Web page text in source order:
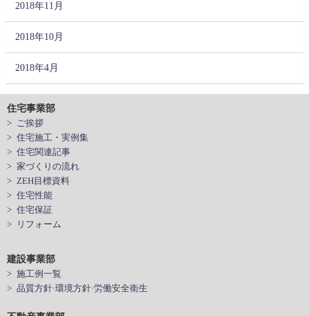
2018年11月
2018年10月
2018年4月
住宅事業部
> ご挨拶
> 住宅施工・実例集
> 住宅関連記事
> 家づくりの流れ
> ZEH目標資料
> 住宅性能
> 住宅保証
> リフォーム
建設事業部
> 施工例一覧
> 品質方針·環境方針·労働安全衛生